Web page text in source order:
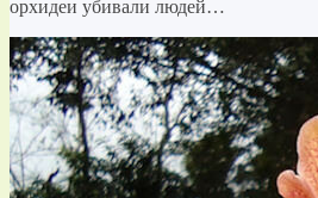
орхидеи убивали людей…